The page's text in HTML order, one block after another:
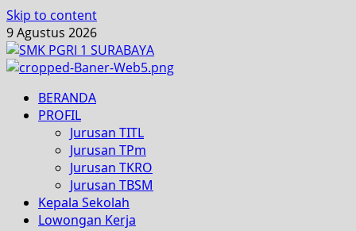
Skip to content
9 Agustus 2026
BERANDA
PROFIL
Jurusan TITL
Jurusan TPm
Jurusan TKRO
Jurusan TBSM
Kepala Sekolah
Lowongan Kerja